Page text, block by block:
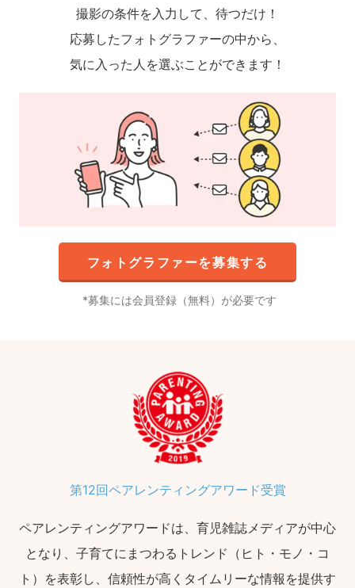
撮影の条件を入力して、待つだけ！
応募したフォトグラファーの中から、
気に入った人を選ぶことができます！
フォトグラファーを募集する
募集には会員登録（無料）が必要です
第12回ペアレンティングアワード受賞
ペアレンティングアワードは、育児雑誌メディアが中心
となり、子育てにまつわるトレンド（ヒト・モノ・コ
ト）を表彰し、信頼性が高くタイムリーな情報を提供す